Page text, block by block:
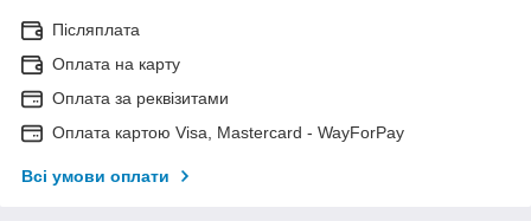
Післяплата
Оплата на карту
Оплата за реквізитами
Оплата картою Visa, Mastercard - WayForPay
Всі умови оплати